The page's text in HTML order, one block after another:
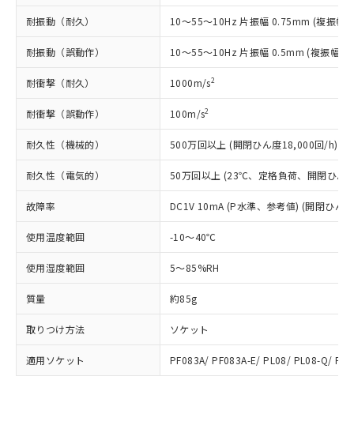
耐振動（耐久） 10～55～10Hz 片振幅 0.75mm (複振幅
耐振動（誤動作） 10～55～10Hz 片振幅 0.5mm (複振幅
耐衝撃（耐久） 1000m/s2
耐衝撃（誤動作） 100m/s2
耐久性（機械的） 500万回以上 (開閉ひん度18,000回/h)
耐久性（電気的） 50万回以上 (23℃、定格負荷、開閉ひん
故障率 DC1V 10mA (P水準、参考値) (開閉ひん
使用温度範囲 -10～40℃
使用湿度範囲 5～85%RH
質量 約85g
取りつけ方法 ソケット
適用ソケット PF083A/ PF083A-E/ PL08/ PL08-Q/
覧された時点での実際の在庫および標
準価格とは異なる場合があることをご
了承ください。
正式な納期状況および標準価格はお客
様のお取引先、またはお客様担当のオ
ムロン制御機器販売店・当社販売員に
ご相談ください。
点は「
販売ネットワーク
」をご確認
ください。
在庫状況および標準価格結果を当社の
事前の承諾なく第三者に漏洩または開
示しないようお願いします。
マイパーツ機能（部品リスト作成サー
ビス）をご利用いただくには、I-Web
メンバーズにご登録されている必要が
お客様が当ウェブサイト上で当社にご
登録された部品リストについて、当社
および当社の共同利用者が、当社の製
引・商談に必要な範囲で利用すること
鉛(Pb) 1000ppm以下、 水銀(Hg) 1000ppm以下、 カド
ミウム(Cd) 100ppm以下、
六価クロム(Cr(Ⅵ)) 1000ppm以下、ポリ臭化ビフェニル
(PBDE) 1000ppm以下、フタル酸ビス(2-エチルヘキシ
ル) (DEHP)(別名：DOP) 1000ppm以下、フタル酸ブチ
ルベンジル（BBP） 1000ppm以下、フタル酸ジブチル
（DBP） 1000ppm以下、フタル酸ジイソブチル
但し、RoHS指令で産業用監視および制御機器に対する
フタル酸エステル類の４物質については閾値を超える意
図的な使用がないことを確認しています。
月が前後することがあります。
※3 非含有証明書ダウンロード
下記の非含有証明書をダウンロードするこ
とができます。
*中国RoHS10物質の基準値 (GB/T26572)：
Pb(鉛) :1000ppm、 Hg(水銀) : 1000ppm、 Cd(カドミウ
Cr(Ⅵ)(六価クロム) : 1000ppm、 PBBs(ポリ臭化ビフェ
ニル類) : 1000ppm、 PBDEs(ポリ臭化ジフェニルエーテ
DBP(フタル酸ジブチル) : 1000ppm、 DIBP(フタル酸ジ
イソブチル) : 1000ppm、 BBP(フタル酸ブチルベンジ
DEHP(フタル酸ビス(2-エチルヘキシル)) : 1000ppm
※2 環境保護使用期限
「ｅ」：有害物質（10物質）のすべてが基
準値以下であることを示します。
質が外部に漏えいし、環境に深刻な影響を
及ぼさない年数を意味します。
「－」：未確認です。当社販売部門へお問
国政府の輸出許可(または役務取引許
可)を取得するなどの必要な手続きを
とります。
当社は規制貨物を破棄する場合は、完
全に破砕するなど、違法に輸出されな
いよう必要な手段を講じます。
当社は貴社製品を、核兵器、ミサイ
ル、化学兵器、生物兵器またはその他
武器並びにこれらの製造装置等に一切
使用いたしません。
当社は、貴社製品を第三者に販売する
該第三者に通知します。また当社は、
販売先および販売に係わる関係者が違
り引きをいたしません。
キャンセル
号
○ 一定数以上の在庫あり
一定数には満たないが在庫あり
在庫なし(最新の在庫状況につ
いては、お客様のお取引先、ま
機器販売店・当社販売員にご確
認ください)
空
受注生産機種、また在庫状況の
情報を公開していない機種